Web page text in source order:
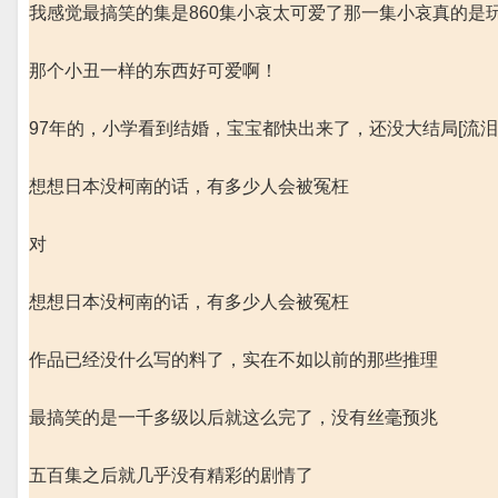
我感觉最搞笑的集是860集小哀太可爱了那一集小哀真的是
那个小丑一样的东西好可爱啊！
97年的，小学看到结婚，宝宝都快出来了，还没大结局[流
想想日本没柯南的话，有多少人会被冤枉
对
想想日本没柯南的话，有多少人会被冤枉
作品已经没什么写的料了，实在不如以前的那些推理
最搞笑的是一千多级以后就这么完了，没有丝毫预兆
五百集之后就几乎没有精彩的剧情了